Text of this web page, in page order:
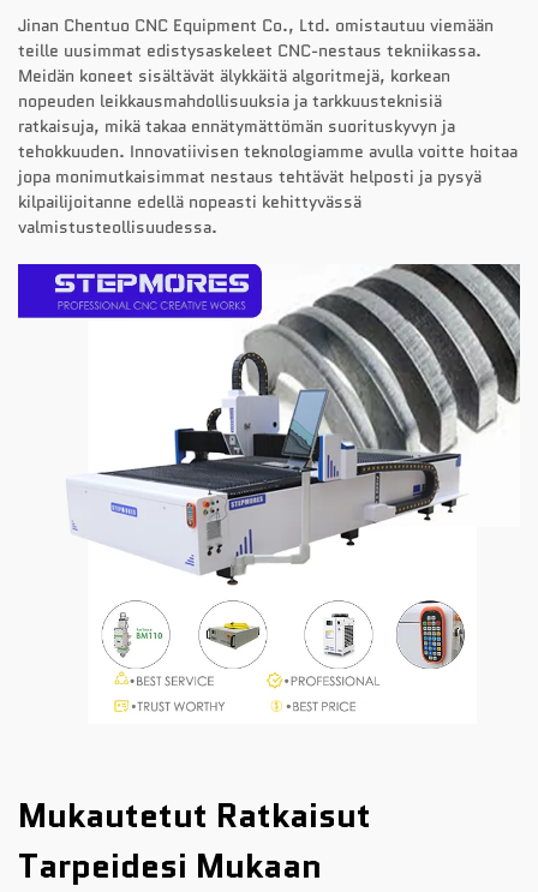
Jinan Chentuo CNC Equipment Co., Ltd. omistautuu viemään
teille uusimmat edistysaskeleet CNC-nestaus tekniikassa.
Meidän koneet sisältävät älykkäitä algoritmejä, korkean
nopeuden leikkausmahdollisuuksia ja tarkkuusteknisiä
ratkaisuja, mikä takaa ennätymättömän suorituskyvyn ja
tehokkuuden. Innovatiivisen teknologiamme avulla voitte hoitaa
jopa monimutkaisimmat nestaus tehtävät helposti ja pysyä
kilpailijoitanne edellä nopeasti kehittyvässä
valmistusteollisuudessa.
Mukautetut Ratkaisut
Tarpeidesi Mukaan